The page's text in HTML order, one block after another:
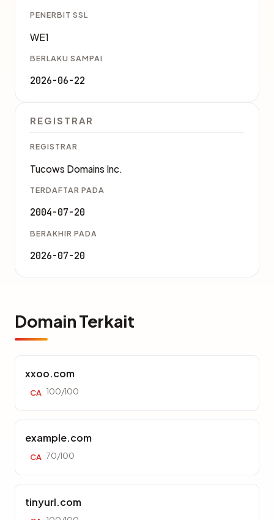
PENERBIT SSL
WE1
BERLAKU SAMPAI
2026-06-22
REGISTRAR
REGISTRAR
Tucows Domains Inc.
TERDAFTAR PADA
2004-07-20
BERAKHIR PADA
2026-07-20
Domain Terkait
xxoo.com
CA 100/100
example.com
CA 70/100
tinyurl.com